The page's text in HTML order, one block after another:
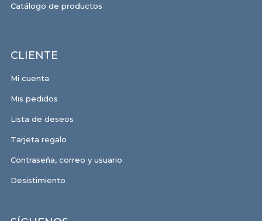
Catálogo de productos
CLIENTE
Mi cuenta
Mis pedidos
Lista de deseos
Tarjeta regalo
Contraseña, correo y usuario
Desistimiento